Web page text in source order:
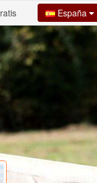
España